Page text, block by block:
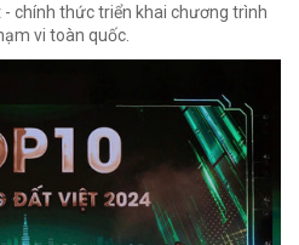
chính thức triển khai chương trình
vi toàn quốc.